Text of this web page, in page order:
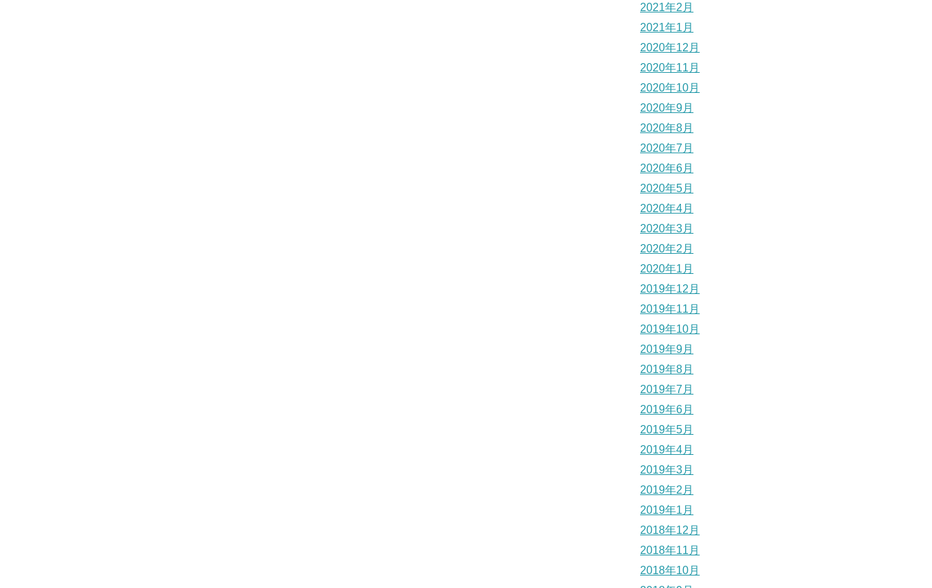
2021年2月
2021年1月
2020年12月
2020年11月
2020年10月
2020年9月
2020年8月
2020年7月
2020年6月
2020年5月
2020年4月
2020年3月
2020年2月
2020年1月
2019年12月
2019年11月
2019年10月
2019年9月
2019年8月
2019年7月
2019年6月
2019年5月
2019年4月
2019年3月
2019年2月
2019年1月
2018年12月
2018年11月
2018年10月